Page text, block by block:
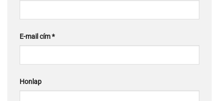
E-mail cím*
Honlap